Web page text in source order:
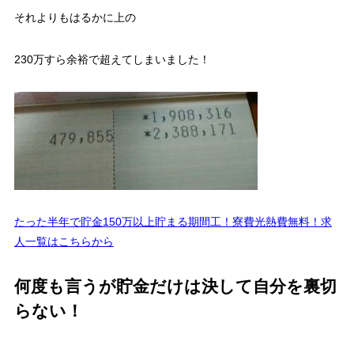
それよりもはるかに上の
230万すら余裕で超えてしまいました！
たった半年で貯金150万以上貯まる期間工！寮費光熱費無料！求
人一覧はこちらから
何度も言うが貯金だけは決して自分を裏切
らない！